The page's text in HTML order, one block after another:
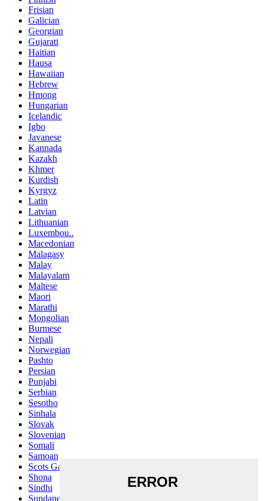
Frisian
Galician
Georgian
Gujarati
Haitian
Hausa
Hawaiian
Hebrew
Hmong
Hungarian
Icelandic
Igbo
Javanese
Kannada
Kazakh
Khmer
Kurdish
Kyrgyz
Latin
Latvian
Lithuanian
Luxembou..
Macedonian
Malagasy
Malay
Malayalam
Maltese
Maori
Marathi
Mongolian
Burmese
Nepali
Norwegian
Pashto
Persian
Punjabi
Serbian
Sesotho
Sinhala
Slovak
Slovenian
Somali
Samoan
Scots Gaelic
Shona
Sindhi
Sundanese